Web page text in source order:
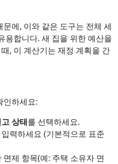
에, 이와 같은 도구는 전체 세
용합니다. 새 집을 위한 예산을
, 이 계산기는 재정 계획을 간
인하세요:
상태를 선택하세요.
입력하세요 (기본적으로 표준
면제 항목(예: 주택 소유자 면